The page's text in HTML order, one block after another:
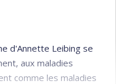
d'Annette Leibing se
aux maladies
comme les maladies